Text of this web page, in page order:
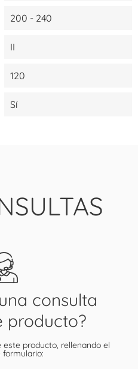
200 - 240
II
120
Sí
consulta
producto?
producto, rellenando el